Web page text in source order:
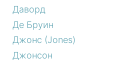
Даворд
Де Бруин
Джонс (Jones)
Джонсон